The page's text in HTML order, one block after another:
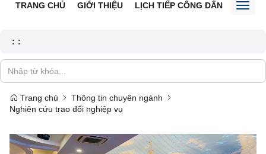
TRANG CHỦ GIỚI THIỆU LỊCH TIẾP CÔNG DÂN TIN
: :
Trang chủ
Thông tin chuyên ngành
Nghiên cứu trao đổi nghiệp vụ